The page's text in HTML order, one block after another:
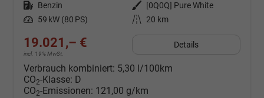
Kraftstoff Benzin Außenfarbe
[0Q0Q] Pure White
Leistung 59 kW (80 PS) Kilometerstand 20 km
19.021,– €
incl. 19% MwSt.
Details
Verbrauch kombiniert: 5,30 l/100km
CO2-Klasse: D
CO2-Emissionen: 121,00 g/km